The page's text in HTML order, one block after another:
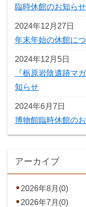
臨時休館のお知らせ
2024年12月27日
年末年始の休館に
2024年12月5日
『栃原岩陰遺跡マ
知らせ
2024年6月7日
博物館臨時休館の
アーカイブ
2026年8月(0)
2026年7月(0)